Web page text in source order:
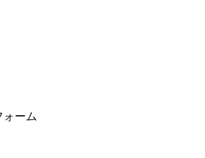
ォーム